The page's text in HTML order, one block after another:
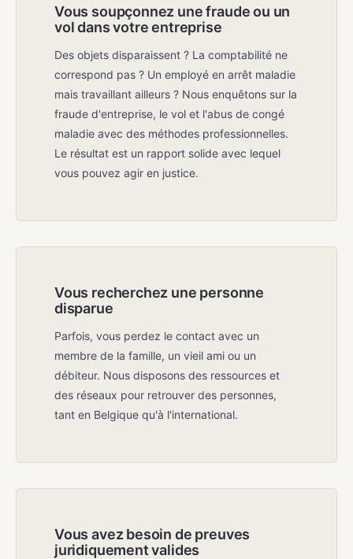
Vous soupçonnez une fraude ou un
vol dans votre entreprise
Des objets disparaissent ? La comptabilité ne
correspond pas ? Un employé en arrêt maladie
mais travaillant ailleurs ? Nous enquêtons sur la
fraude d'entreprise, le vol et l'abus de congé
maladie avec des méthodes professionnelles.
Le résultat est un rapport solide avec lequel
vous pouvez agir en justice.
Vous recherchez une personne
disparue
Parfois, vous perdez le contact avec un
membre de la famille, un vieil ami ou un
débiteur. Nous disposons des ressources et
des réseaux pour retrouver des personnes,
tant en Belgique qu'à l'international.
Vous avez besoin de preuves
juridiquement valides